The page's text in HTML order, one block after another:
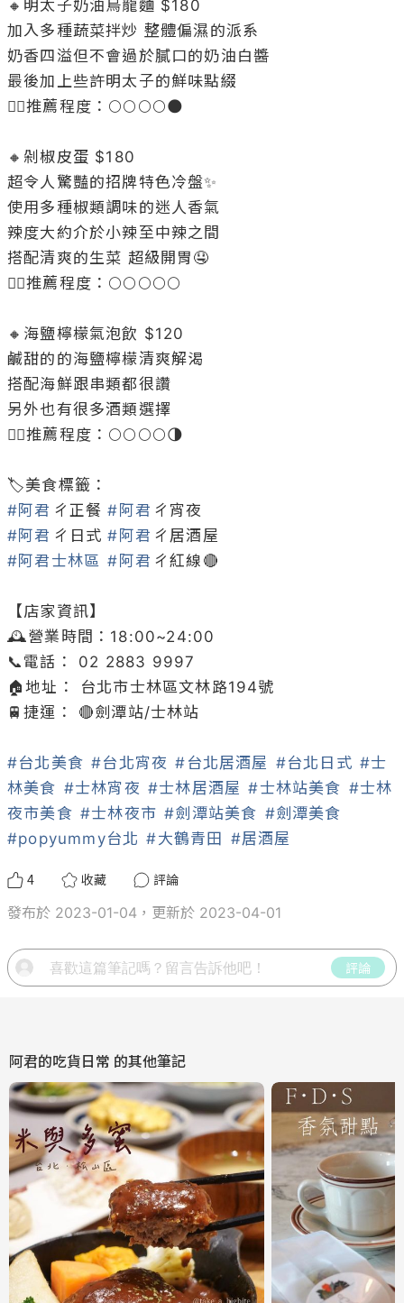
🔸明太子奶油烏龍麵 $180
加入多種蔬菜拌炒 整體偏濕的派系
奶香四溢但不會過於膩口的奶油白醬
最後加上些許明太子的鮮味點綴
👉🏻推薦程度：🌕🌕🌕🌕🌑
🔸剁椒皮蛋 $180
超令人驚豔的招牌特色冷盤✨
使用多種椒類調味的迷人香氣
辣度大約介於小辣至中辣之間
搭配清爽的生菜 超級開胃🤤
👉🏻推薦程度：🌕🌕🌕🌕🌕
🔸海鹽檸檬氣泡飲 $120
鹹甜的的海鹽檸檬清爽解渴
搭配海鮮跟串類都很讚
另外也有很多酒類選擇
👉🏻推薦程度：🌕🌕🌕🌕🌗
#阿君 ㄔ正餐 #阿君
#阿君 ㄔ日式 #阿君
#阿君士林區 #阿君 ㄔ紅線🔴
【店家資訊】
🕰營業時間：18:00~24:00
📞電話： 02 2883 9997
🏠地址： 台北市士林區文林路194號
🚆捷運： 🔴劍潭站/士林站
#台北美食 #台北宵夜 #台北居酒屋 #台北日式 #士
林美食 #士林宵夜 #士林居酒屋 #士林站美食 #士林
夜市美食 #士林夜市 #劍潭站美食 #劍潭美食
#popyummy台北 #大鶴青田 #居酒屋
4 收藏
評論
發布於 2023-01-04，更新於 2023-04-01
評論
阿君的吃貨日常 的其他筆記